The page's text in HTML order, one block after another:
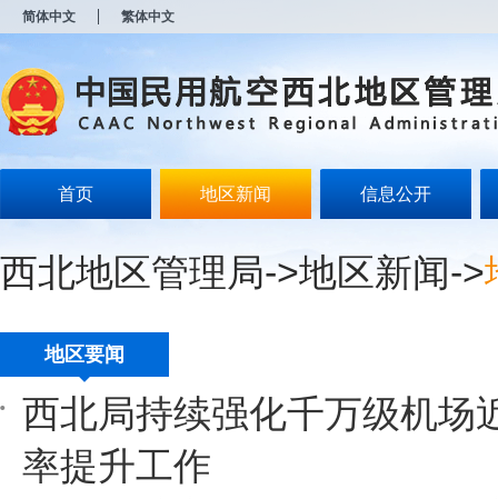
简体中文 繁体中文
首页 地区新闻 信息公开
西北地区管理局->地区新闻->
地区要闻
西北局持续强化千万级机场
率提升工作
开
无
障
说
Alt
加
导